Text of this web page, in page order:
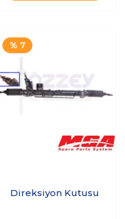
% 7
Direksiyon Kutusu